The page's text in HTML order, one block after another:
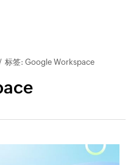
/ 标签: Google Workspace